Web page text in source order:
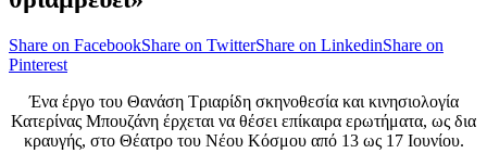
Share on FacebookShare on TwitterShare on LinkedinShare on
Pinterest
Ένα έργο του Θανάση Τριαρίδη σκηνοθεσία και κινησιολογία
Κατερίνας Μπουζάνη έρχεται να θέσει επίκαιρα ερωτήματα, ως δια
κραυγής, στο Θέατρο του Νέου Κόσμου από 13 ως 17 Ιουνίου.